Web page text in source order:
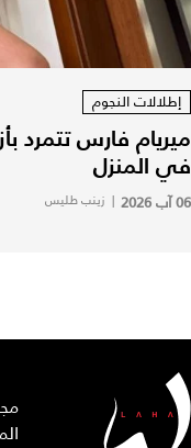
إطلالات النجوم
ميريام فارس تتمرد
في المنزل
06 آب 2026 | زينب طليس